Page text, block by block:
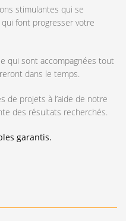
stimulantes qui se
font progresser votre
qui sont accompagnées tout
dans le temps.
de projets à l’aide de notre
des résultats recherchés.
garantis.